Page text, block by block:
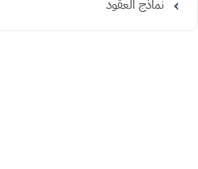
نماذج العقود